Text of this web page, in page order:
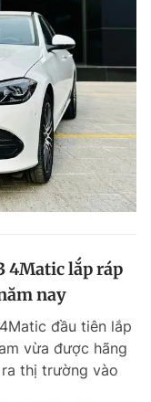
4Matic lắp ráp
nay
đầu tiên lắp
vừa được hãng
thị trường vào